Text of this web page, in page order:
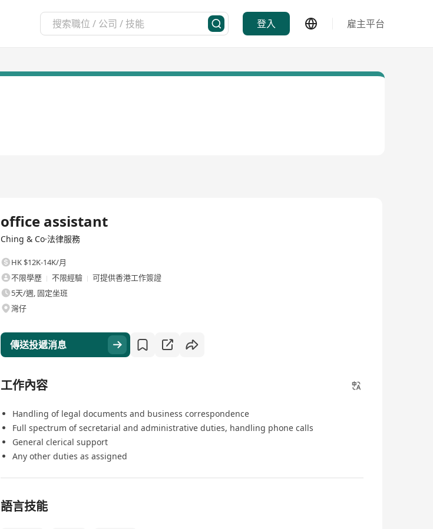
登入 雇主平台
office assistant
Ching & Co·法律服務
HK $12K-14K/月
不限學歷
不限經驗
可提供香港工作簽證
5天/週, 固定坐班
灣仔
傳送投遞消息
工作內容
Handling of legal documents and business correspondence
Full spectrum of secretarial and administrative duties, handling phone calls
General clerical support
Any other duties as assigned
語言技能